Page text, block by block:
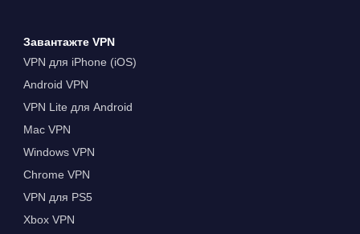
Завантажте VPN
VPN для iPhone (iOS)
Android VPN
VPN Lite для Android
Mac VPN
Windows VPN
Chrome VPN
VPN для PS5
Xbox VPN